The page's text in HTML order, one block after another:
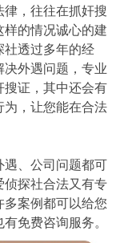
，往往在抓奸搜
的情况诚心的建
社透过多年的经
外遇问题，专业
搜证，其中还会有
为，让您能在合法
、公司问题都可
侦探社合法又有专
多案例都可以给您
免费咨询服务。